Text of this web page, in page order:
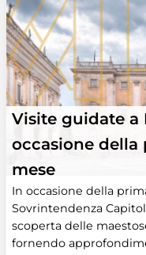
Visite guidate a
occasione
mese
In occasione della
Sovrintendenza
scoperta delle
fornendo